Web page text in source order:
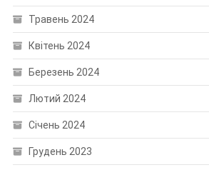
Травень 2024
Квітень 2024
Березень 2024
Лютий 2024
Січень 2024
Грудень 2023